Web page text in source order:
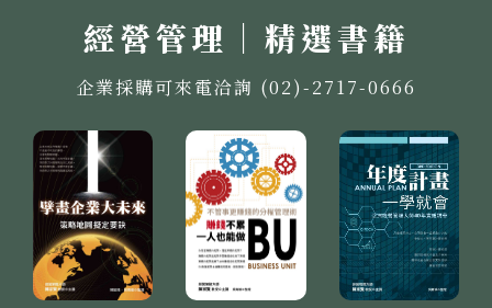
經營管理｜精選書籍
企業採購可來電洽詢 (02)-2717-0666